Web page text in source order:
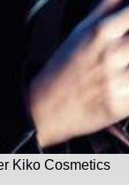
Kiko Cosmetics